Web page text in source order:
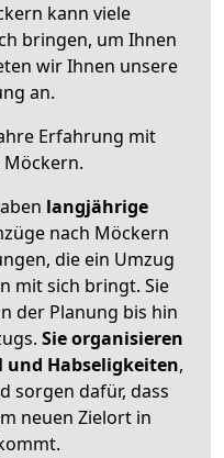
kann viele
bringen, um Ihnen
wir Ihnen unsere
an.
Erfahrung mit
Möckern.
langjährige
nach Möckern
die ein Umzug
mit sich bringt. Sie
der Planung bis hin
Sie organisieren
und Habseligkeiten,
sorgen dafür, dass
neuen Zielort in